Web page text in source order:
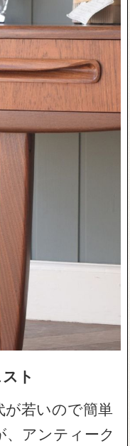
ト
若いので簡単
アンティーク